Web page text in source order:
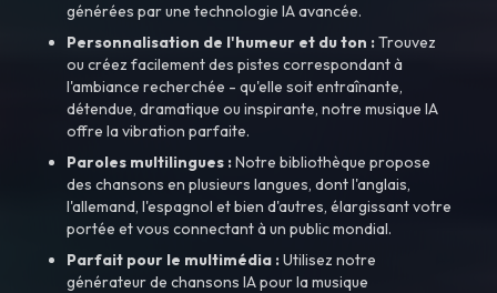
générées par une technologie IA avancée.
Personnalisation de l'humeur et du ton :Trouvez
ou créez facilement des pistes correspondant à
l'ambiance recherchée - qu'elle soit entraînante,
détendue, dramatique ou inspirante, notre musique IA
offre la vibration parfaite.
Paroles multilingues :Notre bibliothèque propose
des chansons en plusieurs langues, dont l'anglais,
l'allemand, l'espagnol et bien d'autres, élargissant votre
portée et vous connectant à un public mondial.
Parfait pour le multimédia :Utilisez notre
générateur de chansons IA pour la musique